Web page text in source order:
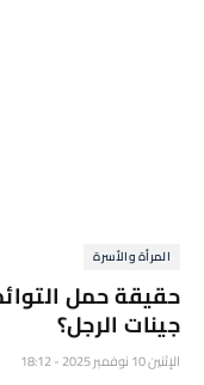
المرأة والأسرة
حقيقة حمل
جينات الرجل؟
الإثنين 10 نوفمبر 2025 - 18:12